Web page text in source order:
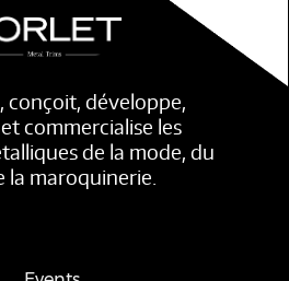
de juridiction.
du site
au droit français. Il est fait
aux tribunaux compétents de
notamment modifiée par la loi n°
à l’informatique, aux fichiers
conçoit, développe,
commercialise les
de la mode, du
maroquinerie.